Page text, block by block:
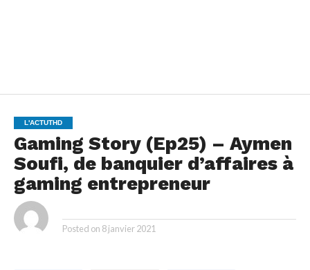
L'ACTUTHD
Gaming Story (Ep25) – Aymen
Soufi, de banquier d’affaires à
gaming entrepreneur
Posted on 8 janvier 2021